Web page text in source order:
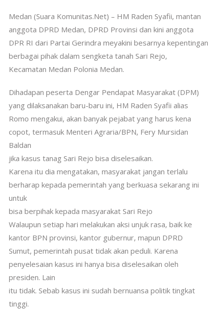
Medan (Suara Komunitas.Net) – HM Raden Syafii, mantan
anggota DPRD Medan, DPRD Provinsi dan kini anggota
DPR RI dari Partai Gerindra meyakini besarnya kepentingan
berbagai pihak dalam sengketa tanah Sari Rejo,
Kecamatan Medan Polonia Medan.
Dihadapan peserta Dengar Pendapat Masyarakat (DPM)
yang dilaksanakan baru-baru ini, HM Raden Syafii alias
Romo mengakui, akan banyak pejabat yang harus kena
copot, termasuk Menteri Agraria/BPN, Fery Mursidan
Baldan
jika kasus tanag Sari Rejo bisa diselesaikan.
Karena itu dia mengatakan, masyarakat jangan terlalu
berharap kepada pemerintah yang berkuasa sekarang ini
untuk
bisa berpihak kepada masyarakat Sari Rejo
Walaupun setiap hari melakukan aksi unjuk rasa, baik ke
kantor BPN provinsi, kantor gubernur, mapun DPRD
Sumut, pemerintah pusat tidak akan peduli. Karena
penyelesaian kasus ini hanya bisa diselesaikan oleh
presiden. Lain
itu tidak. Sebab kasus ini sudah bernuansa politik tingkat
tinggi.